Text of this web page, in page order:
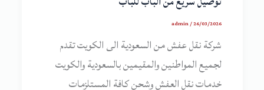
admin/26/03/2026
شركة نقل عفش من السعودية الى الكويت تقدم
لجميع المواطنين والمقيمين بالسعودية والكويت
خدمات نقل العفش وشحن كافة المستلزمات